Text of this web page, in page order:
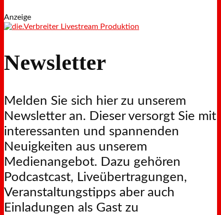
Anzeige
Newsletter
Melden Sie sich hier zu unserem
Newsletter an. Dieser versorgt Sie mit
interessanten und spannenden
Neuigkeiten aus unserem
Medienangebot. Dazu gehören
Podcastcast, Liveübertragungen,
Veranstaltungstipps aber auch
Einladungen als Gast zu